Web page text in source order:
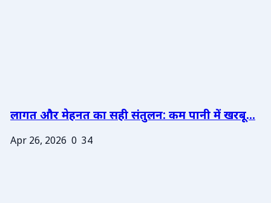
लागत और मेहनत का सही संतुलन: कम पानी में खरबू...
Apr 26, 2026 0 34